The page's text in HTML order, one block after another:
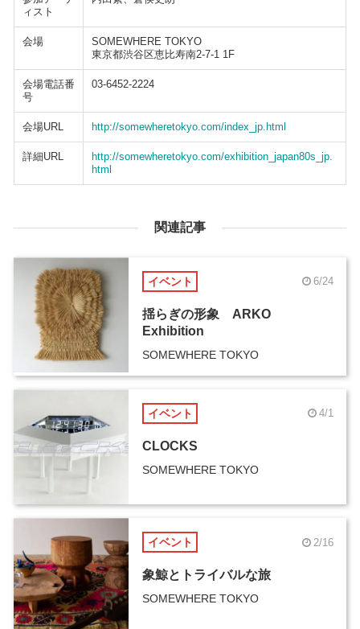
ィスト
会場
SOMEWHERE TOKYO
東京都渋谷区恵比寿南2-7-1 1F
会場電話番
号
03-6452-2224
会場URL http://somewheretokyo.com/index_jp.html
詳細URL
http://somewheretokyo.com/exhibition_japan80s_jp.
html
関連記事
イベント 6/24
揺らぎの形象 ARKO
Exhibition
SOMEWHERE TOKYO
イベント 4/1
CLOCKS
SOMEWHERE TOKYO
イベント 2/16
象鯨とトライバルな旅
SOMEWHERE TOKYO